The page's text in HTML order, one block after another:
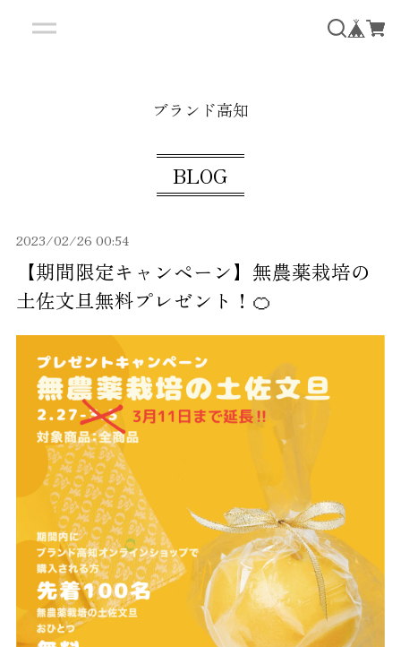
ブランド高知
BLOG
【期間限定キャンペーン】無農薬栽培の
土佐文旦無料プレゼント！🍊
2023/02/26 00:54